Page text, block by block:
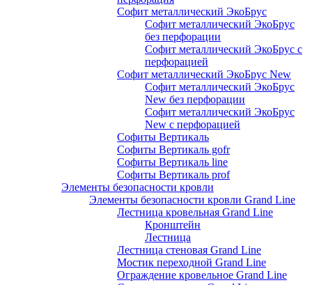
Софит металлический ЭкоБрус
Софит металлический ЭкоБрус
без перфорации
Софит металлический ЭкоБрус с
перфорацией
Софит металлический ЭкоБрус New
Софит металлический ЭкоБрус
New без перфорации
Софит металлический ЭкоБрус
New с перфорацией
Софиты Вертикаль
Софиты Вертикаль gofr
Софиты Вертикаль line
Софиты Вертикаль prof
Элементы безопасности кровли
Элементы безопасности кровли Grand Line
Лестница кровельная Grand Line
Кронштейн
Лестница
Лестница стеновая Grand Line
Мостик переходной Grand Line
Ограждение кровельное Grand Line